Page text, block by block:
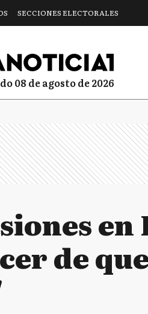
SECCIONES ELECTORALES
08 de agosto de 2026
en
de